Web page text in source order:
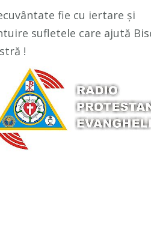
fie cu iertare și
sufletele care ajută
!